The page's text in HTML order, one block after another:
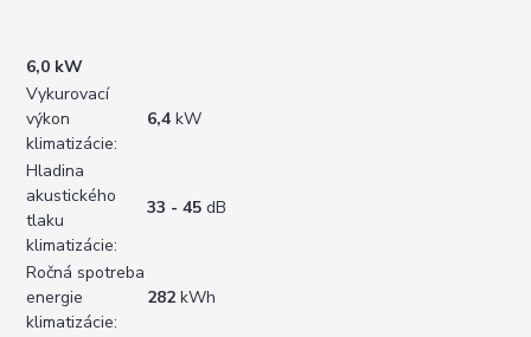
6,0 kW
Vykurovací
výkon
klimatizácie:
6,4 kW
Hladina
akustického
tlaku
klimatizácie:
33 - 45 dB
Ročná spotreba
energie
klimatizácie:
282 kWh